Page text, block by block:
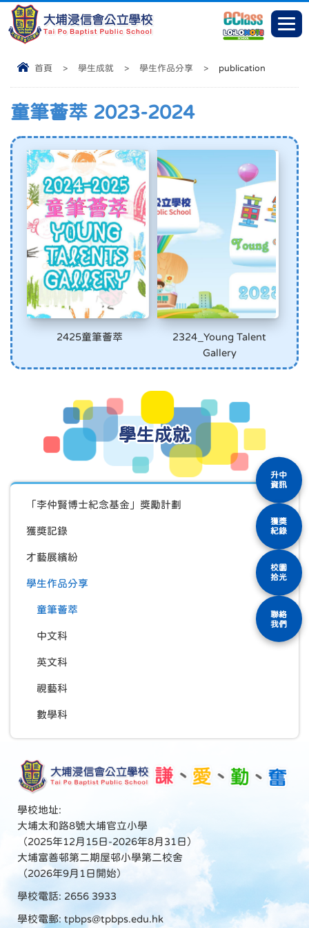
首頁 > 學生成就 > 學生作品分享 > publication
童筆薈萃 2023-2024
2425童筆薈萃
2324_Young Talent
Gallery
學生成就
「李仲賢博士紀念基金」獎勵計劃
獲獎記錄
才藝展繽紛
學生作品分享
童筆薈萃
中文科
英文科
視藝科
數學科
學校地址:
大埔太和路8號大埔官立小學
（2025年12月15日-2026年8月31日）
大埔富善邨第二期屋邨小學第二校舍
（2026年9月1日開始）
學校電話: 2656 3933
學校電郵: tpbps@tpbps.edu.hk
升中
資訊
獲獎
紀錄
校園
拾光
聯絡
我們